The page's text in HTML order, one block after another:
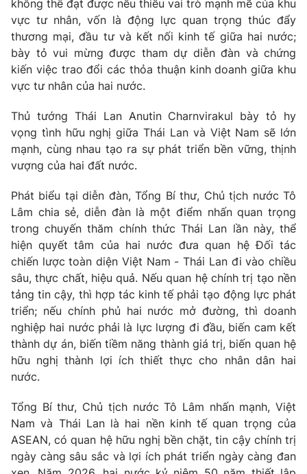
không thể đạt được nếu thiếu vai trò mạnh mẽ của khu
vực tư nhân, vốn là động lực quan trọng thúc đẩy
thương mại, đầu tư và kết nối kinh tế giữa hai nước;
bày tỏ vui mừng được tham dự diễn đàn và chứng
kiến việc trao đổi các thỏa thuận kinh doanh giữa khu
vực tư nhân của hai nước.
Thủ tướng Thái Lan Anutin Charnvirakul bày tỏ hy
vọng tình hữu nghị giữa Thái Lan và Việt Nam sẽ lớn
mạnh, cùng nhau tạo ra sự phát triển bền vững, thịnh
vượng của hai đất nước.
Phát biểu tại diễn đàn, Tổng Bí thư, Chủ tịch nước Tô
Lâm chia sẻ, diễn đàn là một điểm nhấn quan trọng
trong chuyến thăm chính thức Thái Lan lần này, thể
hiện quyết tâm của hai nước đưa quan hệ Đối tác
chiến lược toàn diện Việt Nam - Thái Lanđi vào chiều
sâu, thực chất, hiệu quả. Nếu quan hệ chính trị tạo nền
tảng tin cậy, thì hợp tác kinh tế phải tạo động lực phát
triển; nếu chính phủ hai nước mở đường, thì doanh
nghiệp hai nước phải là lực lượng đi đầu, biến cam kết
thành dự án, biến tiềm năng thành giá trị, biến quan hệ
hữu nghị thành lợi ích thiết thực cho nhân dân hai
nước.
Tổng Bí thư, Chủ tịch nước Tô Lâm nhấn mạnh, Việt
Nam và Thái Lan là hai nền kinh tế quan trọng của
ASEAN, có quan hệ hữu nghị bền chặt, tin cậy chính trị
ngày càng sâu sắc và lợi ích phát triển ngày càng đan